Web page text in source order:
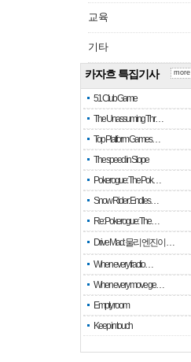
교육
기타
카자흐 특집기사
51 Club Game
The Unassuming Thr…
Top Platform Games…
The speed in Slope
Pokerogue: The Pok…
Snow Rider: Endles…
Re: Pokerogue: The…
Drive Mad: 물리 엔진이 …
When every fractio…
When every move ge…
Empty room
Keep in touch
more